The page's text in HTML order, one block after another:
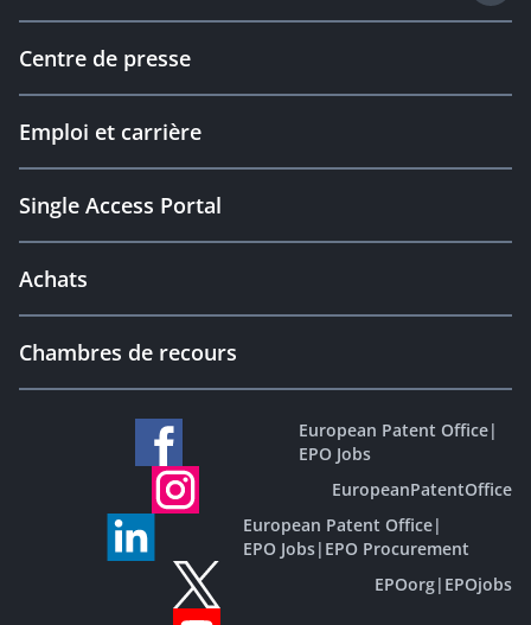
Centre de presse
Emploi et carrière
Single Access Portal
Achats
Chambres de recours
European Patent Office|
EPO Jobs
EuropeanPatentOffice
European Patent Office|
EPO Jobs| EPO Procurement
EPOorg| EPOjobs